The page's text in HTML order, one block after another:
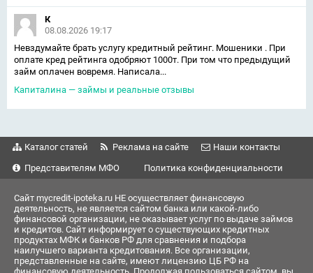
К
08.08.2026 19:17
Невздумайте брать услугу кредитный рейтинг. Мошеники . При
оплате кред рейтинга одобряют 1000т. При том что предыдущий
займ оплачен вовремя. Написала...
Капиталина — займы и реальные отзывы
Каталог статей Реклама на сайте
Наши контакты
Представителям МФО
Политика конфиденциальности
Сайт mycredit-ipoteka.ru НЕ осуществляет финансовую
деятельность, не является сайтом банка или какой-либо
финансовой организации, не оказывает услуг по выдаче займов
и кредитов. Сайт информирует о существующих кредитных
продуктах МФК и банков РФ для сравнения и подбора
наилучшего варианта кредитования. Все организации,
представленные на сайте, имеют лицензию ЦБ РФ на